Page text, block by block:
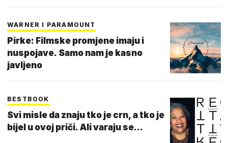
WARNER I PARAMOUNT
Pirke: Filmske promjene imaju i
nuspojave. Samo nam je kasno
javljeno
BESTBOOK
Svi misle da znaju tko je crn, a tko je
bijel u ovoj priči. Ali varaju se...